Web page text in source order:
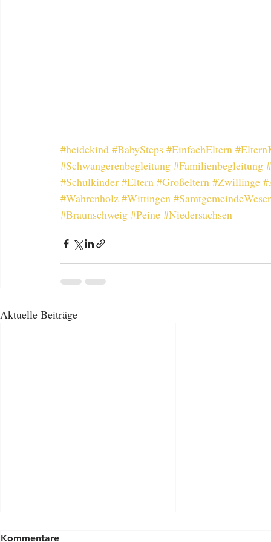
#heidekind #BabySteps #EinfachEltern
#Schwangerenbegleitung #Familienbegleitung
#Schulkinder #Eltern #Großeltern #Zwillinge
#Wahrenholz #Wittingen
#Braunschweig #Peine #Niedersachsen
Aktuelle Beiträge
Kommentare